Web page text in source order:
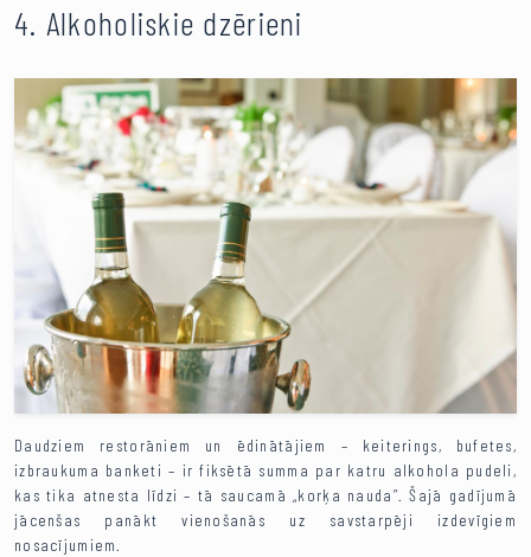
4. Alkoholiskie dzērieni
Daudziem restorāniem un ēdinātājiem – keiterings, bufetes,
izbraukuma banketi – ir fiksētā summa par katru alkohola pudeli,
kas tika atnesta līdzi – tā saucamā „korķa nauda”. Šajā gadījumā
jācenšas panākt vienošanās uz savstarpēji izdevīgiem
nosacījumiem.